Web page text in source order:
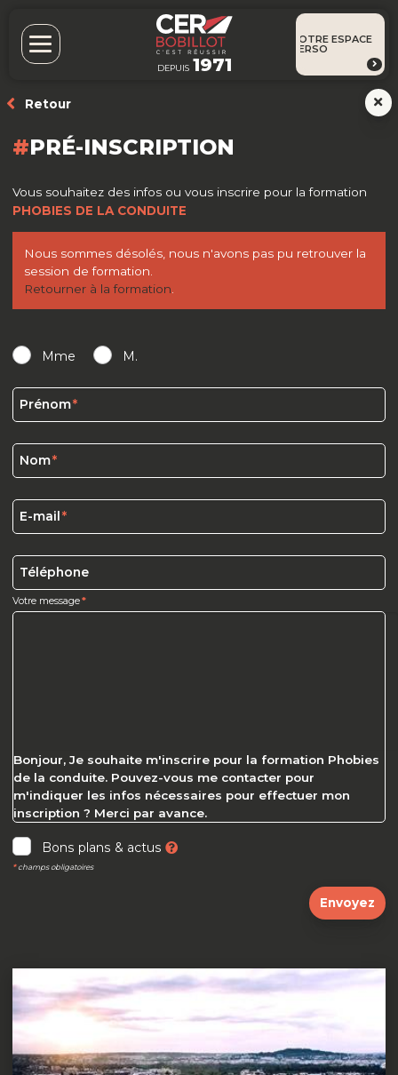
DEPUIS 1971
VOTRE ESPACE
PERSO
Retour
PRÉ-INSCRIPTION
Vous souhaitez des infos ou vous inscrire pour la formation
PHOBIES DE LA CONDUITE
Nous sommes désolés, nous n'avons pas pu retrouver la
session de formation.
Retourner à la formation
Mme M.
Prénom
Nom
E-mail
Téléphone
Votre message
Bonjour, Je souhaite m'inscrire pour la formation Phobies
de la conduite. Pouvez-vous me contacter pour
m'indiquer les infos nécessaires pour effectuer mon
inscription ? Merci par avance.
Bons plans & actus
*champs obligatoires
Envoyez